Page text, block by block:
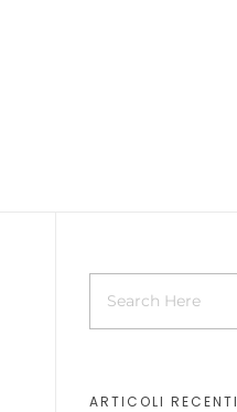
ARTICOLI RECENTI